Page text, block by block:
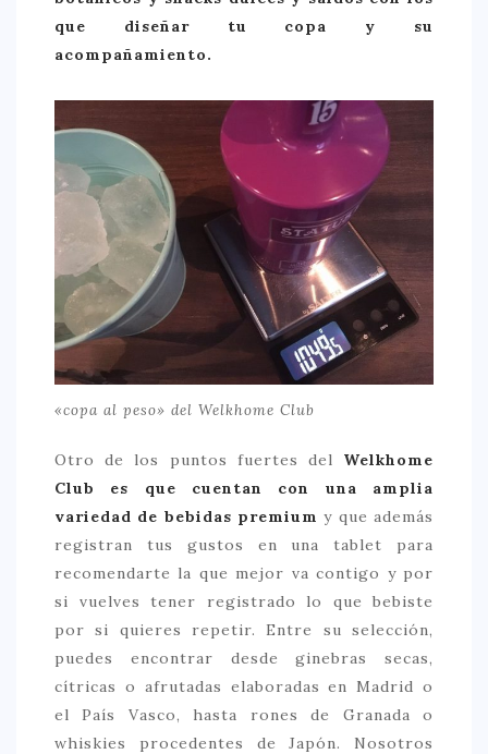
que diseñar tu copa y su
acompañamiento.
«copa al peso» del Welkhome Club
Otro de los puntos fuertes del Welkhome
Club es que cuentan con una amplia
variedad de bebidas premium y que además
registran tus gustos en una tablet para
recomendarte la que mejor va contigo y por
si vuelves tener registrado lo que bebiste
por si quieres repetir. Entre su selección,
puedes encontrar desde ginebras secas,
cítricas o afrutadas elaboradas en Madrid o
el País Vasco, hasta rones de Granada o
whiskies procedentes de Japón. Nosotros